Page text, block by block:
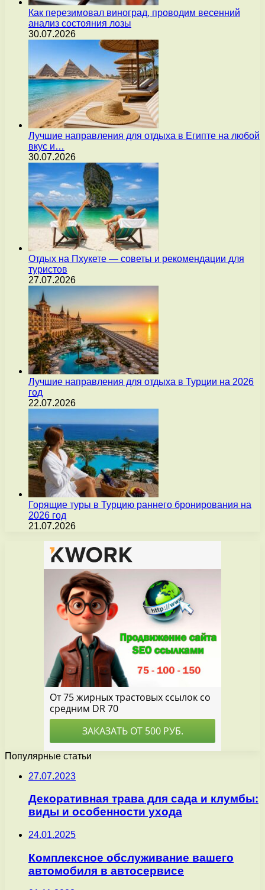
Как перезимовал виноград, проводим весенний
анализ состояния лозы
30.07.2026
Лучшие направления для отдыха в Египте на любой
вкус и…
30.07.2026
Отдых на Пхукете — советы и рекомендации для
туристов
27.07.2026
Лучшие направления для отдыха в Турции на 2026
год
22.07.2026
Горящие туры в Турцию раннего бронирования на
2026 год
21.07.2026
Популярные статьи
27.07.2023
Декоративная трава для сада и клумбы:
виды и особенности ухода
24.01.2025
Комплексное обслуживание вашего
автомобиля в автосервисе